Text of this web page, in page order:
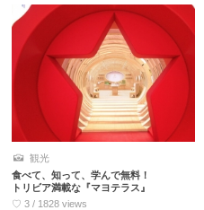
観光
食べて、知って、学んで無料！
トリビア満載な『マヨテラス』
♡ 3 / 1828 views